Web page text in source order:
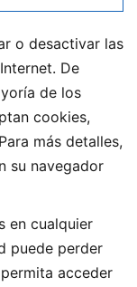
o desactivar las
De
de los
cookies,
más detalles,
su navegador
en cualquier
puede perder
acceder